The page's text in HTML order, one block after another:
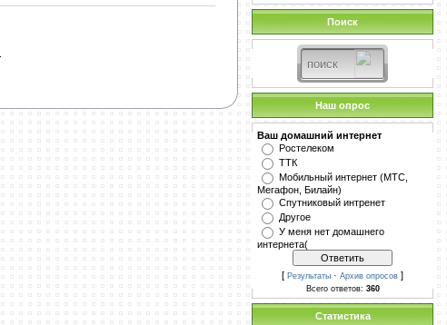
Поиск
Наш опрос
Ваш домашний интернет
Ростелеком
ТТК
Мобильный интернет (МТС,
Мегафон, Билайн)
Спутниковый интренет
Другое
У меня нет домашнего
интернета(
[ Результаты · Архив опросов ]
Всего ответов: 360
Статистика